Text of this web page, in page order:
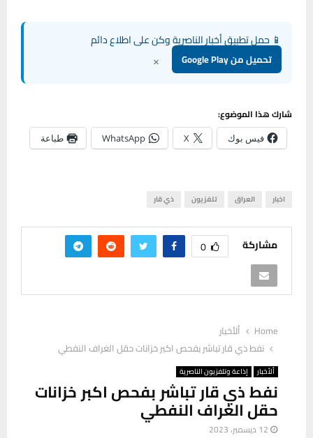
📱 حمل تطبيق أخبار الناصرية وكن على اطلاع دائم
تحميل من Google Play ×
شارك هذا الموضوع:
فيس بوك X
WhatsApp طباعة
اخبار العراق تلفزيون ذي قار
مشاركة 0
Home
ألأخبار
نفط ذي قار تباشر بفحص اكبر خزانات حقل الغراف النفطي
ألأخبار إذاعة وتلفزيون الناصرية
نفط ذي قار تباشر بفحص اكبر خزانات
حقل الغراف النفطي
12 ديسمبر، 2023